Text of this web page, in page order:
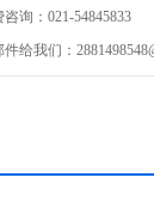
咨询：021-54845833
件给我们：